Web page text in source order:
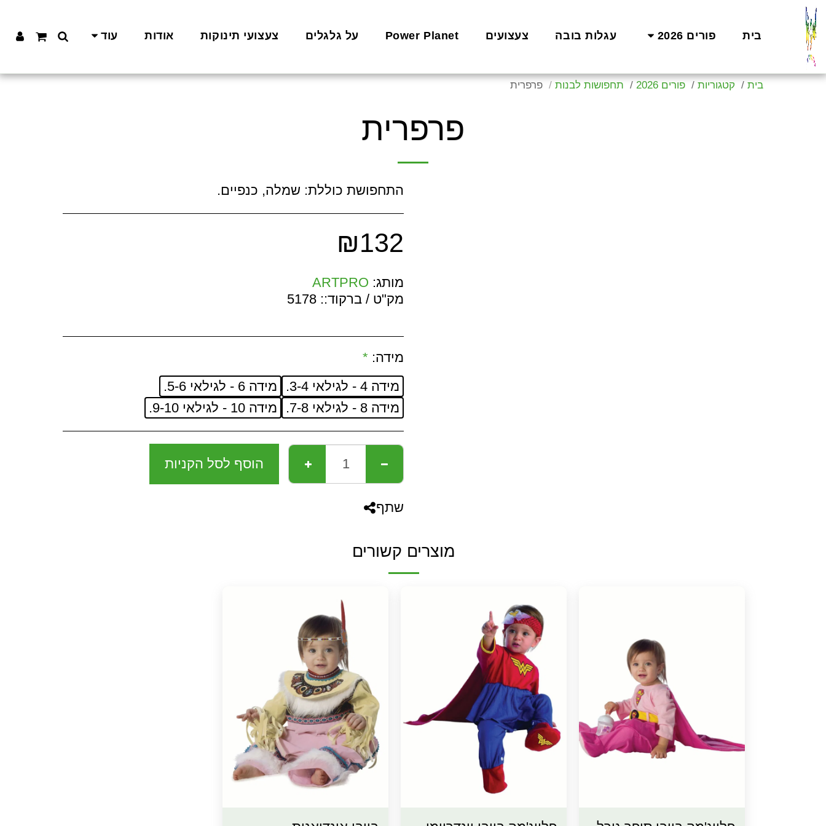
בית פורים 2026 עגלות בובה צעצועים Power Planet על גלגלים צעצועי תינוקות אודות עוד
בית קטגוריות פורים 2026 תחפושות לבנות פרפרית
פרפרית
התחפושת כוללת: שמלה, כנפיים.
₪132
מותג: ARTPRO
מק"ט / ברקוד:: 5178
מידה: *
מידה 4 - לגילאי 3-4.
מידה 6 - לגילאי 5-6.
מידה 8 - לגילאי 7-8.
מידה 10 - לגילאי 9-10.
הוסף לסל הקניות
שתף
מוצרים קשורים